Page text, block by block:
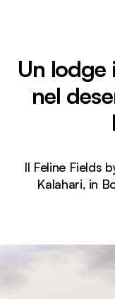
Un lodge
nel
Il Feline Fields
Kalahari, in